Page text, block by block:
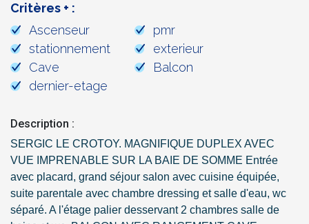
Critères + :
Ascenseur
pmr
stationnement
exterieur
Cave
Balcon
dernier-etage
Description :
SERGIC LE CROTOY. MAGNIFIQUE DUPLEX AVEC
VUE IMPRENABLE SUR LA BAIE DE SOMME Entrée
avec placard, grand séjour salon avec cuisine équipée,
suite parentale avec chambre dressing et salle d'eau, wc
séparé. A l'étage palier desservant 2 chambres salle de